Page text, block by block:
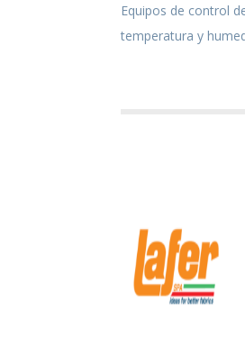
Equipos de control
temperatura y